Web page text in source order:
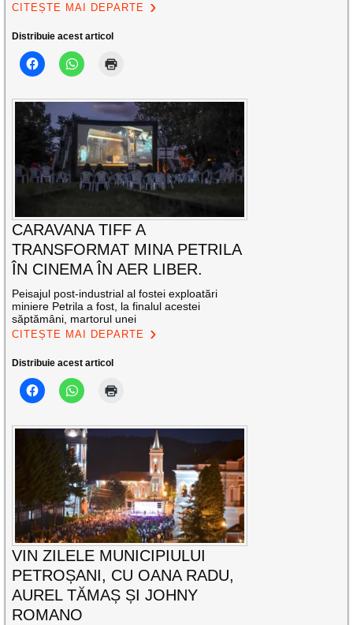
CITEȘTE MAI DEPARTE
Distribuie acest articol
CARAVANA TIFF A
TRANSFORMAT MINA PETRILA
ÎN CINEMA ÎN AER LIBER.
Peisajul post-industrial al fostei exploatări
miniere Petrila a fost, la finalul acestei
săptămâni, martorul unei
CITEȘTE MAI DEPARTE
Distribuie acest articol
VIN ZILELE MUNICIPIULUI
PETROȘANI, CU OANA RADU,
AUREL TĂMAȘ ȘI JOHNY
ROMANO